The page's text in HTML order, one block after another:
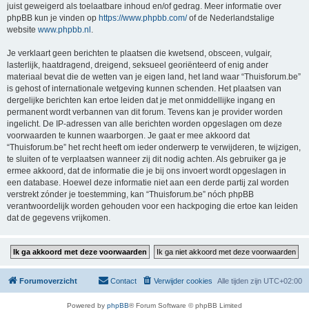
juist geweigerd als toelaatbare inhoud en/of gedrag. Meer informatie over
phpBB kun je vinden op https://www.phpbb.com/of de Nederlandstalige
website www.phpbb.nl .
Je verklaart geen berichten te plaatsen die kwetsend, obsceen, vulgair,
lasterlijk, haatdragend, dreigend, seksueel georiënteerd of enig ander
materiaal bevat die de wetten van je eigen land, het land waar “Thuisforum.be”
is gehost of internationale wetgeving kunnen schenden. Het plaatsen van
dergelijke berichten kan ertoe leiden dat je met onmiddellijke ingang en
permanent wordt verbannen van dit forum. Tevens kan je provider worden
ingelicht. De IP-adressen van alle berichten worden opgeslagen om deze
voorwaarden te kunnen waarborgen. Je gaat er mee akkoord dat
“Thuisforum.be” het recht heeft om ieder onderwerp te verwijderen, te wijzigen,
te sluiten of te verplaatsen wanneer zij dit nodig achten. Als gebruiker ga je
ermee akkoord, dat de informatie die je bij ons invoert wordt opgeslagen in
een database. Hoewel deze informatie niet aan een derde partij zal worden
verstrekt zónder je toestemming, kan “Thuisforum.be” nóch phpBB
verantwoordelijk worden gehouden voor een hackpoging die ertoe kan leiden
dat de gegevens vrijkomen.
Forumoverzicht Alle tijden zijn UTC+02:00
Verwijder cookies
Contact
Powered by phpBB® Forum Software © phpBB Limited